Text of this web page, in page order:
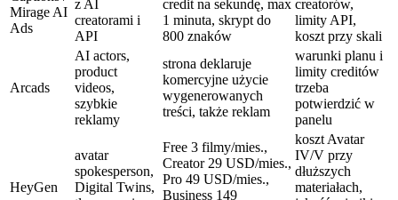
Mirage AI
Ads
z AI
creatorami i
API
credit na sekundę, max
1 minuta, skrypt do
800 znaków
creatorów,
limity API,
koszt przy skali
Arcads
AI actors,
product
videos,
szybkie
reklamy
strona deklaruje
komercyjne użycie
wygenerowanych
treści, także reklam
warunki planu i
limity creditów
trzeba
potwierdzić w
panelu
HeyGen
avatar
spokesperson,
Digital Twins,
Free 3 filmy/mies.,
Creator 29 USD/mies.,
Pro 49 USD/mies.,
Business 149
koszt Avatar
IV/V przy
dłuższych
materiałach,